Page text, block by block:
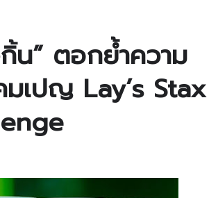
น” ตอกย้ำความ
เปญ Lay’s Stax